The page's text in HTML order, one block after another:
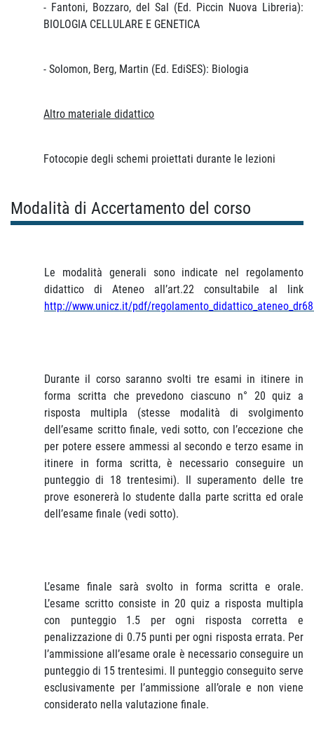
- Fantoni, Bozzaro, del Sal (Ed. Piccin Nuova Libreria):
BIOLOGIA CELLULARE E GENETICA
- Solomon, Berg, Martin (Ed. EdiSES): Biologia
Altro materiale didattico
Fotocopie degli schemi proiettati durante le lezioni
Modalità di Accertamento del corso
Le modalità generali sono indicate nel regolamento
didattico di Ateneo all’art.22 consultabile al link
http://www.unicz.it/pdf/
Durante il corso saranno svolti tre esami in itinere in
forma scritta che prevedono ciascuno n° 20 quiz a
risposta multipla (stesse modalità di svolgimento
dell’esame scritto finale, vedi sotto, con l’eccezione che
per potere essere ammessi al secondo e terzo esame in
itinere in forma scritta, è necessario conseguire un
punteggio di 18 trentesimi). Il superamento delle tre
prove esonererà lo studente dalla parte scritta ed orale
dell’esame finale (vedi sotto).
L’esame finale sarà svolto in forma scritta e orale.
L’esame scritto consiste in 20 quiz a risposta multipla
con punteggio 1.5 per ogni risposta corretta e
penalizzazione di 0.75 punti per ogni risposta errata. Per
l’ammissione all’esame orale è necessario conseguire un
punteggio di 15 trentesimi. Il punteggio conseguito serve
esclusivamente per l’ammissione all’orale e non viene
considerato nella valutazione finale.